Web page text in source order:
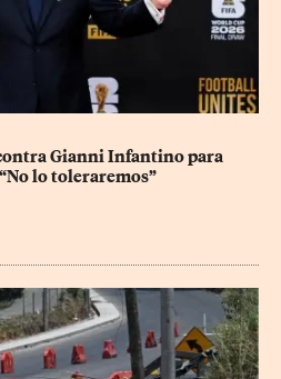
Gianni Infantino para
lo toleraremos”